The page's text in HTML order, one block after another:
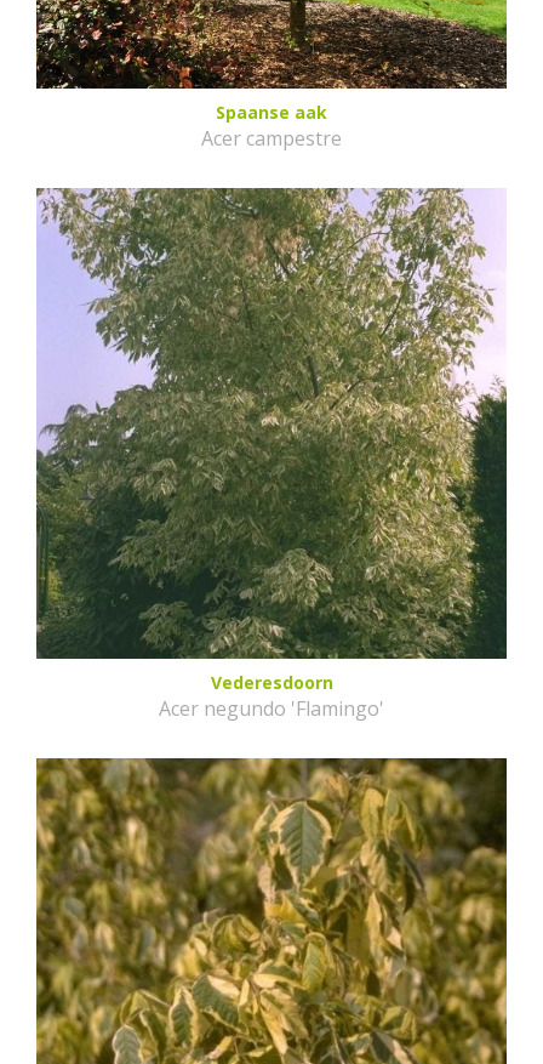
Spaanse aak
Acer campestre
Vederesdoorn
Acer negundo 'Flamingo'